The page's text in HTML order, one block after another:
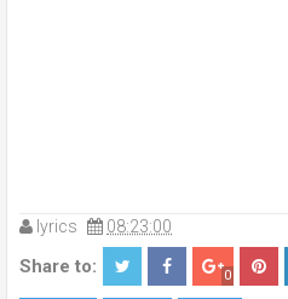
lyrics 08:23:00
Share to: 0